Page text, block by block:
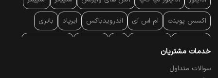
اکسس پوینت ام اس آی اندرویدباکس ایرپاد باتری
پایه سقفی
خدمات مشتریان
سوالات متداول